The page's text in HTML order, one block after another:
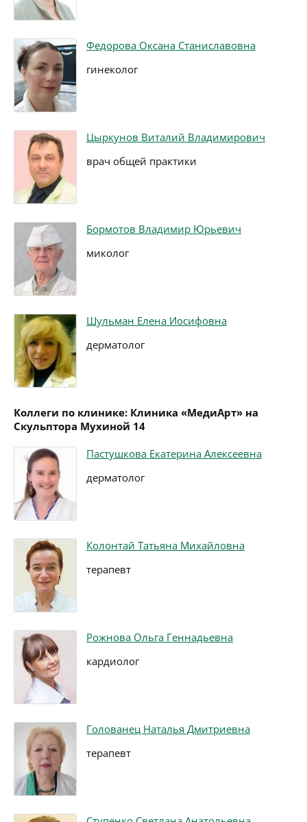
Федорова Оксана Станиславовна
гинеколог
Цыркунов Виталий Владимирович
врач общей практики
Бормотов Владимир Юрьевич
миколог
Шульман Елена Иосифовна
дерматолог
Коллеги по клинике: Клиника «МедиАрт» на
Скульптора Мухиной 14
Пастушкова Екатерина Алексеевна
дерматолог
Колонтай Татьяна Михайловна
терапевт
Рожнова Ольга Геннадьевна
кардиолог
Голованец Наталья Дмитриевна
терапевт